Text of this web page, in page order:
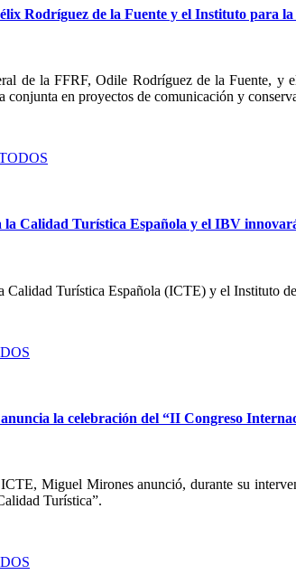
Rodríguez de la Fuente y el Instituto para
de la FFRF, Odile Rodríguez de la Fuente, y
conjunta en proyectos de comunicación y
Calidad Turística Española y el IBV
Calidad Turística Española (ICTE) y el Instituto
la celebración del “II Congreso
Miguel Mirones anunció, durante su
Turística”.